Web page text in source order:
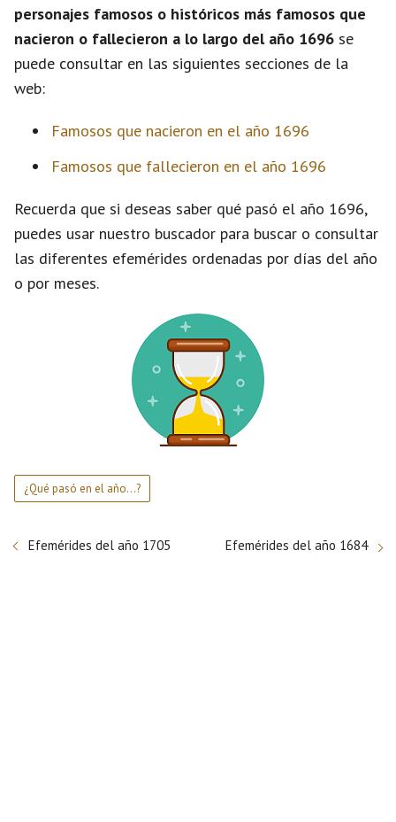
personajes famosos o históricos más famosos que
nacieron o fallecieron a lo largo del año 1696 se
puede consultar en las siguientes secciones de la
web:
Famosos que nacieron en el año 1696
Famosos que fallecieron en el año 1696
Recuerda que si deseas saber qué pasó el año 1696,
puedes usar nuestro buscador para buscar o consultar
las diferentes efemérides ordenadas por días del año
o por meses.
¿Qué pasó en el año...?
Efemérides del año 1705 Efemérides del año 1684